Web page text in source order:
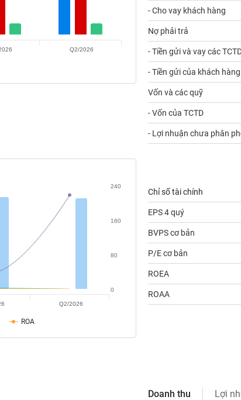
Q2/2026
- Cho vay khách hàng
Nợ phải trả
- Tiền gửi và vay các
- Tiền gửi của khách hàng
Vốn và các quỹ
- Vốn của TCTD
- Lợi nhuận chưa phân
ROA
0
80
160
240
Q2/2026
Chỉ số tài chính
EPS 4 quý
BVPS cơ bản
P/E cơ bản
ROEA
ROAA
Doanh thu Lợi